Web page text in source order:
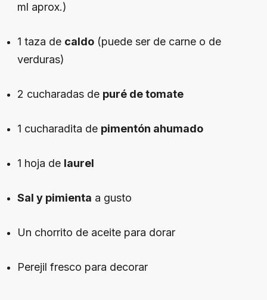
ml aprox.)
1 taza de caldo(puede ser de carne o de
verduras)
2 cucharadas de puré de tomate
1 cucharadita de pimentón ahumado
1 hoja de laurel
Sal y pimienta a gusto
Un chorrito de aceite para dorar
Perejil fresco para decorar